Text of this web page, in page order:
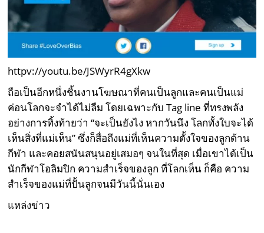
httpv://youtu.be/JSWyrR4gXkw
ถือเป็นอีกหนึ่งชิ้นงานโฆษณาที่คนเป็นลูกและคนเป็นแม่
ค่อนโลกจะจำได้ไม่ลืม โดยเฉพาะกับ Tag line ที่ทรงพลัง
อย่างการทิ้งท้ายว่า “จะเป็นยังไง หากวันนึง โลกทั้งใบจะได้
เห็นสิ่งที่แม่เห็น” ซึ่งก็สื่อถึงแม่ที่เห็นความตั้งใจของลูกด้าน
กีฬา และคอยสนันสนุนอยู่เสมอๆ จนในที่สุด เมื่อเขาได้เป็น
นักกีฬาโอลิมปิก ความสำเร็จของลูก ที่โลกเห็น ก็คือ ความ
สำเร็จของแม่ที่ปั้นลูกจนมีวันนี้นั่นเอง
แหล่งข่าว